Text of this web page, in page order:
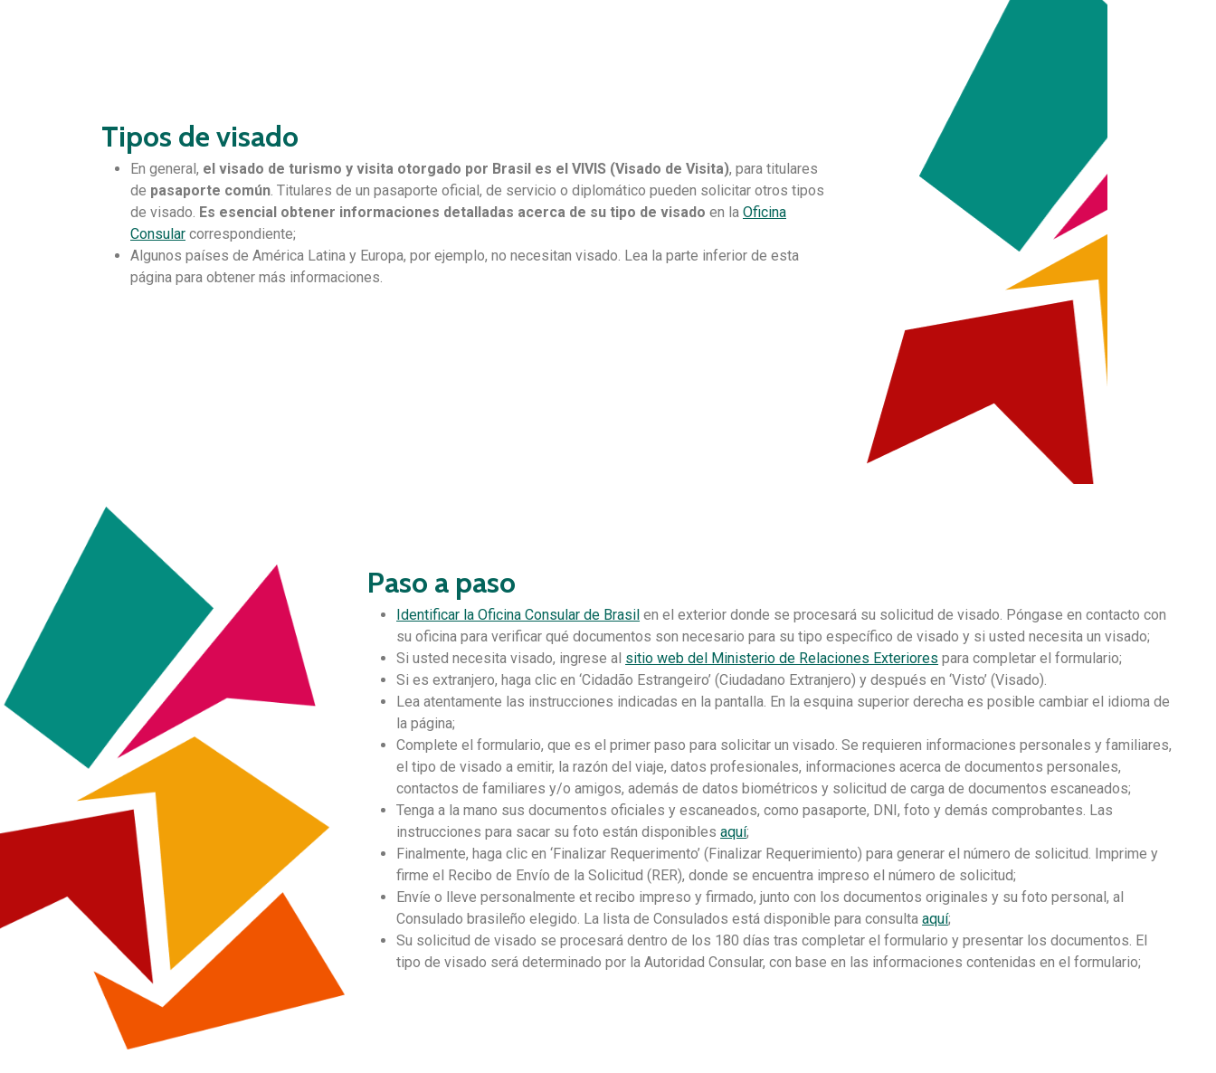
Tipos de visado
En general, el visado de turismo y visita otorgado por Brasil es el VIVIS (Visado de Visita), para titulares
de pasaporte común. Titulares de un pasaporte oficial, de servicio o diplomático pueden solicitar otros tipos
de visado. Es esencial obtener informaciones detalladas acerca de su tipo de visado en la Oficina
Consular correspondiente;
Algunos países de América Latina y Europa, por ejemplo, no necesitan visado. Lea la parte inferior de esta
página para obtener más informaciones.
Paso a paso
Identificar la Oficina Consular de Brasil en el exterior donde se procesará su solicitud de visado. Póngase en contacto con
su oficina para verificar qué documentos son necesario para su tipo específico de visado y si usted necesita un visado;
Si usted necesita visado, ingrese al sitio web del Ministerio de Relaciones Exteriores para completar el formulario;
Si es extranjero, haga clic en ‘Cidadão Estrangeiro’ (Ciudadano Extranjero) y después en ‘Visto’ (Visado).
Lea atentamente las instrucciones indicadas en la pantalla. En la esquina superior derecha es posible cambiar el idioma de
la página;
Complete el formulario, que es el primer paso para solicitar un visado. Se requieren informaciones personales y familiares,
el tipo de visado a emitir, la razón del viaje, datos profesionales, informaciones acerca de documentos personales,
contactos de familiares y/o amigos, además de datos biométricos y solicitud de carga de documentos escaneados;
Tenga a la mano sus documentos oficiales y escaneados, como pasaporte, DNI, foto y demás comprobantes. Las
instrucciones para sacar su foto están disponiblesaquí;
Finalmente, haga clic en ‘Finalizar Requerimento’ (Finalizar Requerimiento) para generar el número de solicitud. Imprime y
firme el Recibo de Envío de la Solicitud (RER), donde se encuentra impreso el número de solicitud;
Envíe o lleve personalmente et recibo impreso y firmado, junto con los documentos originales y su foto personal, al
Consulado brasileño elegido. La lista de Consulados está disponible para consultaaquí;
Su solicitud de visado se procesará dentro de los 180 días tras completar el formulario y presentar los documentos. El
tipo de visado será determinado por la Autoridad Consular, con base en las informaciones contenidas en el formulario;